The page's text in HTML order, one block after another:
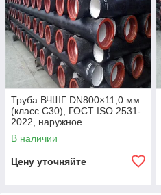
Труба ВЧШГ DN800×11,0 мм
(класс C30), ГОСТ ISO 2531-
2022, наружное
полиуретановое покрытие,
внутреннее цементно-
В наличии
Цену уточняйте